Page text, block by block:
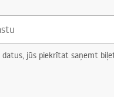
avots
avots
jūs piekrītat saņemt